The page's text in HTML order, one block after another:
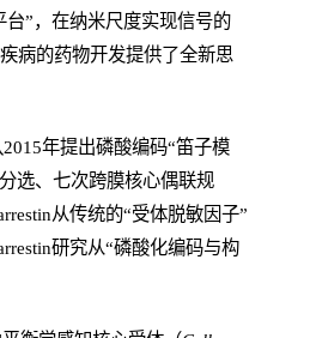
台”，在纳米尺度实现信号的
病的药物开发提供了全新思
年提出磷酸编码“笛子模
选、七次跨膜核心偶联规
从传统的“受体脱敏因子”
研究从“磷酸化编码与构